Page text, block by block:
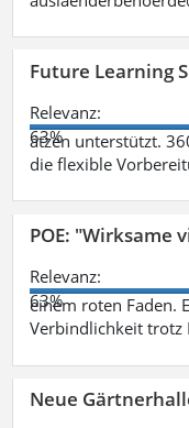
Future Learning
Relevanz:
63%
ätzen unterstützt.
die flexible
POE: "Wirksame
Relevanz:
63%
einem roten Faden.
Verbindlichkeit trotz
Neue